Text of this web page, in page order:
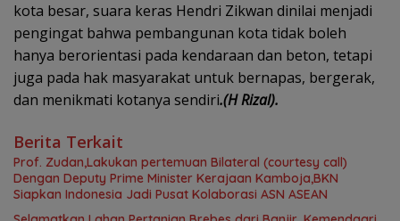
kota besar, suara keras Hendri Zikwan dinilai menjadi
pengingat bahwa pembangunan kota tidak boleh
hanya berorientasi pada kendaraan dan beton, tetapi
juga pada hak masyarakat untuk bernapas, bergerak,
dan menikmati kotanya sendiri.(H Rizal).
Berita Terkait
Prof. Zudan,Lakukan pertemuan Bilateral (courtesy call)
Dengan Deputy Prime Minister Kerajaan Kamboja,BKN
Siapkan Indonesia Jadi Pusat Kolaborasi ASN ASEAN